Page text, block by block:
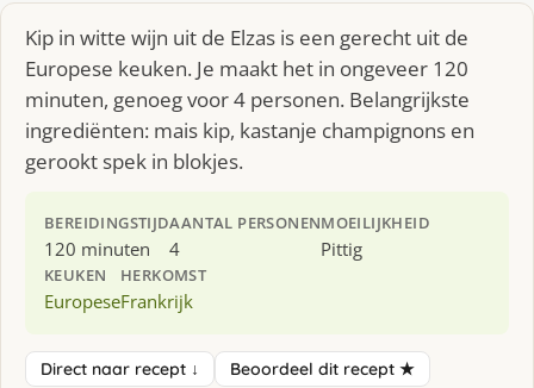
Kip in witte wijn uit de Elzas is een gerecht uit de
Europese keuken. Je maakt het in ongeveer 120
minuten, genoeg voor 4 personen. Belangrijkste
ingrediënten: mais kip, kastanje champignons en
gerookt spek in blokjes.
BEREIDINGSTIJD
120 minuten
AANTAL PERSONEN
4
MOEILIJKHEID
Pittig
KEUKEN
Europese
HERKOMST
Frankrijk
Direct naar recept ↓ Beoordeel dit recept ★